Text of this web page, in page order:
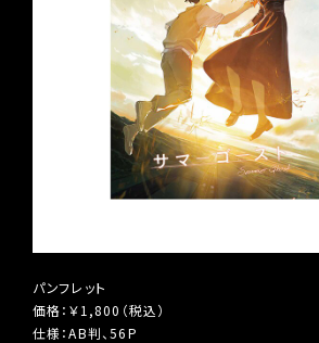
パンフレット
価格：￥1,800（税込）
仕様：AB判、56P